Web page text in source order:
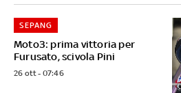
Moto3: prima vittoria per
Furusato, scivola Pini
SEPANG
26 ott - 07:46